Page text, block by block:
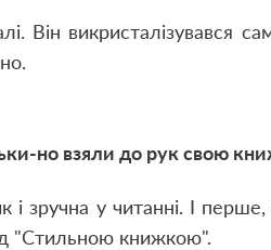
Він викристалізувався
но взяли до рук свою
зручна у читанні. І
"Стильною книжкою".